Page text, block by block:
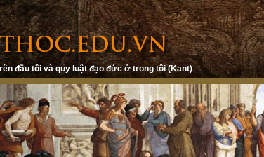
đầu tôi và quy luật đạo đức ở trong tôi (Kant)